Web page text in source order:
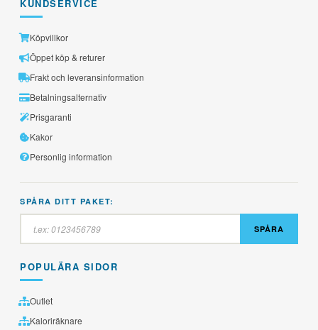
KUNDSERVICE
Köpvillkor
Öppet köp & returer
Frakt och leveransinformation
Betalningsalternativ
Prisgaranti
Kakor
Personlig information
SPÅRA DITT PAKET:
SPÅRA
POPULÄRA SIDOR
Outlet
Kaloriräknare